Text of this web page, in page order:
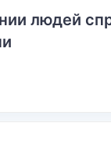
людей